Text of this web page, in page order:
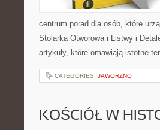
centrum porad dla osób, które
Stolarka Otworowa i Listwy i
artykuły, które omawiają istotne
CATEGORIES: JAWORZNO
KOŚCIÓŁ W